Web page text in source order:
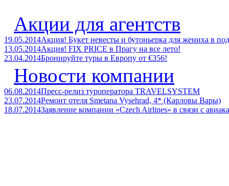
Акции для агентств
19.05.2014Акция! Букет невесты и бутоньерка для жениха в
13.05.2014Акция! FIX PRICE в Прагу на все лето!
23.04.2014Бронируйте туры в Европу от €356!
Новости компании
06.08.2014Пресс-релиз туроператора TRAVELSYSTEM
23.07.2014Ремонт отеля Smetana Vysehrad, 4* (Карловы Вары)
18.07.2014Заявление компании «Czech Airlines» в связи с